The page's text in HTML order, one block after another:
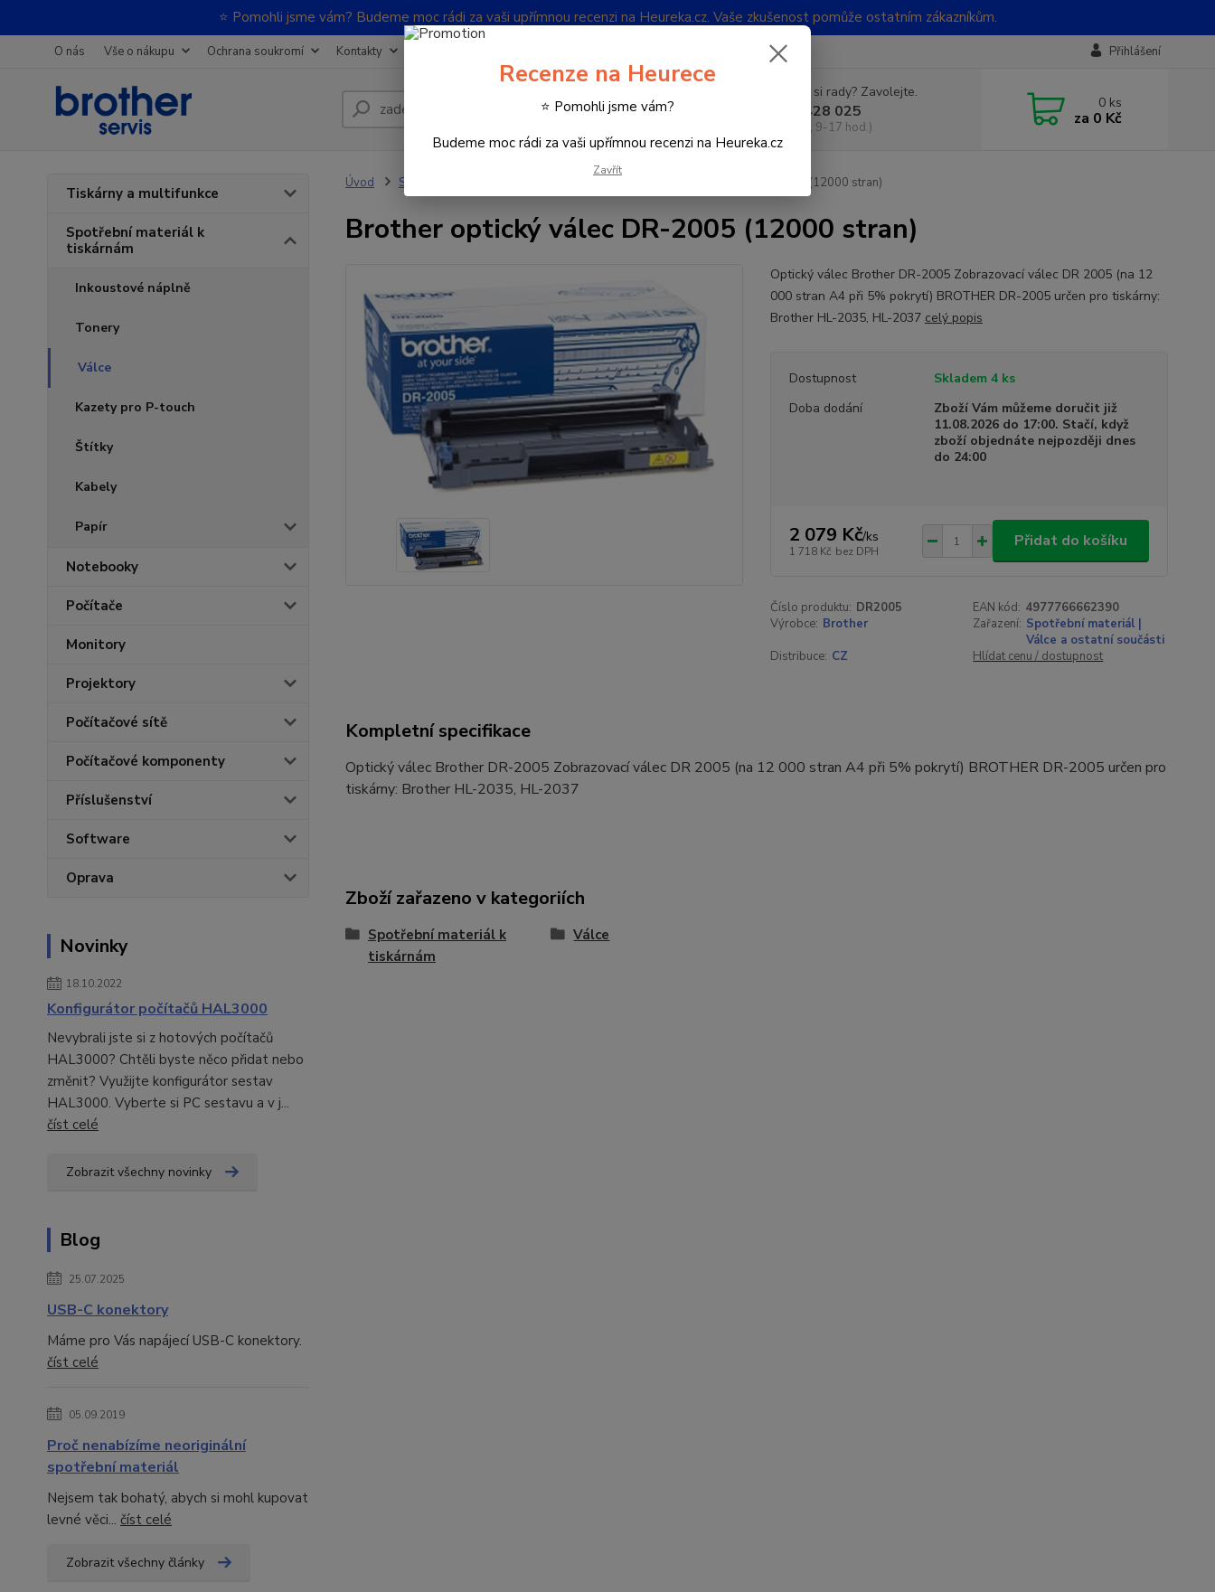
⭐ Pomohli jsme vám? Budeme moc rádi za vaši upřímnou recenzi na Heureka.cz. Vaše zkušenost pomůže ostatním zákazníkům.
O nás Vše o nákupu Ochrana soukromí Kontakty Přihlášení
Hledat
Nevíte si rady? Zavolejte.
732 428 025
(Po-Pá, 9-17 hod.)
0 ks
za 0 Kč
Tiskárny a multifunkce
Spotřební materiál k
tiskárnám
Inkoustové náplně
Tonery
Válce
Kazety pro P-touch
Štítky
Kabely
Papír
Notebooky
Počítače
Monitory
Projektory
Počítačové sítě
Počítačové komponenty
Příslušenství
Software
Oprava
Novinky
18.10.2022
Konfigurátor počítačů HAL3000
Nevybrali jste si z hotových počítačů
HAL3000? Chtěli byste něco přidat nebo
změnit? Využijte konfigurátor sestav
HAL3000. Vyberte si PC sestavu a v j...
číst celé
Zobrazit všechny novinky
Blog
25.07.2025
USB-C konektory
Máme pro Vás napájecí USB-C konektory.
číst celé
05.09.2019
Proč nenabízíme neoriginální
spotřební materiál
Nejsem tak bohatý, abych si mohl kupovat
levné věci... číst celé
Zobrazit všechny články
Úvod Spotřební materiál k tiskárnám Brother optický válec DR-2005 (12000 stran)
Brother optický válec DR-2005 (12000 stran)
Optický válec Brother DR-2005 Zobrazovací válec DR 2005 (na 12
000 stran A4 při 5% pokrytí) BROTHER DR-2005 určen pro tiskárny:
Brother HL-2035, HL-2037 celý popis
Dostupnost
Skladem 4 ks
Doba dodání
Zboží Vám můžeme doručit již
11.08.2026 do 17:00. Stačí, když
zboží objednáte nejpozději dnes
do 24:00
2 079 Kč/ks
1 718 Kč bez DPH
Přidat do košíku
Číslo produktu: DR2005 EAN kód: 4977766662390
Výrobce: Brother Zařazení: Spotřební materiál |
Válce a ostatní součásti
Distribuce: CZ Hlídat cenu / dostupnost
Kompletní specifikace
Optický válec Brother DR-2005 Zobrazovací válec DR 2005 (na 12 000 stran A4 při 5% pokrytí) BROTHER DR-2005 určen pro
tiskárny: Brother HL-2035, HL-2037
Zboží zařazeno v kategoriích
Spotřební materiál k
tiskárnám
Válce
Recenze na Heurece
⭐ Pomohli jsme vám?
Budeme moc rádi za vaši upřímnou recenzi na Heureka.cz
Zavřít